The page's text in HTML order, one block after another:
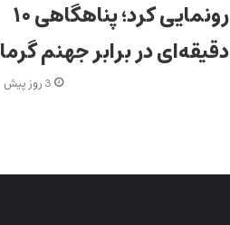
رونمایی کرد؛ پناهگاهی ۱۰
دقیقه‌ای در برابر جهنم گرما
3 روز پیش